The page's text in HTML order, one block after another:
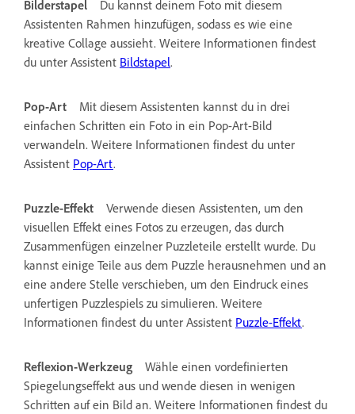
Bilderstapel
Du kannst deinem Foto mit diesem
Assistenten Rahmen hinzufügen, sodass es wie eine
kreative Collage aussieht. Weitere Informationen findest
du unter Assistent Bildstapel.
Pop-Art
Mit diesem Assistenten kannst du in drei
einfachen Schritten ein Foto in ein Pop-Art-Bild
verwandeln. Weitere Informationen findest du unter
Assistent Pop-Art.
Puzzle-Effekt
Verwende diesen Assistenten, um den
visuellen Effekt eines Fotos zu erzeugen, das durch
Zusammenfügen einzelner Puzzleteile erstellt wurde. Du
kannst einige Teile aus dem Puzzle herausnehmen und an
eine andere Stelle verschieben, um den Eindruck eines
unfertigen Puzzlespiels zu simulieren. Weitere
Informationen findest du unter Assistent Puzzle-Effekt.
Reflexion-Werkzeug
Wähle einen vordefinierten
Spiegelungseffekt aus und wende diesen in wenigen
Schritten auf ein Bild an. Weitere Informationen findest du